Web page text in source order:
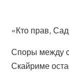
«Кто прав,
Споры между
Скайриме